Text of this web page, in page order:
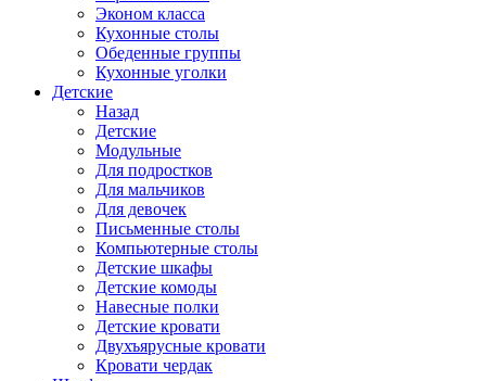
Эконом класса
Кухонные столы
Обеденные группы
Кухонные уголки
Детские
Назад
Детские
Модульные
Для подростков
Для мальчиков
Для девочек
Письменные столы
Компьютерные столы
Детские шкафы
Детские комоды
Навесные полки
Детские кровати
Двухъярусные кровати
Кровати чердак